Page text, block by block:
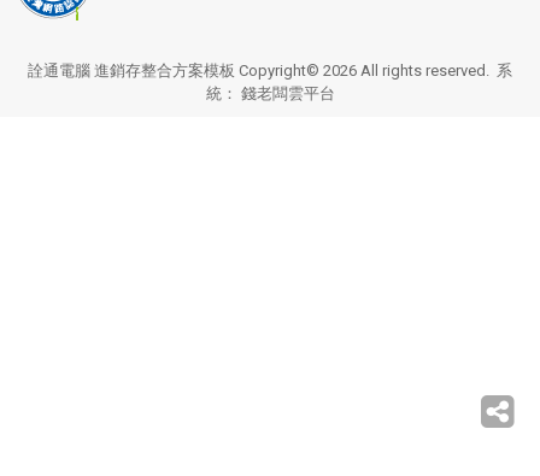
詮通電腦 進銷存整合方案模板 Copyright© 2026 All rights reserved. 系
統： 錢老闆雲平台